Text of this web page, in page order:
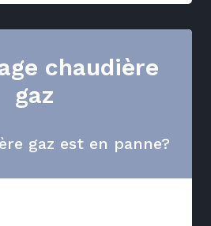
chaudière
gaz
gaz est en panne?